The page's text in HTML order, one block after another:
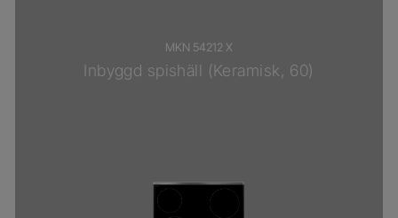
MKN 54212 X
Inbyggd spishäll (Keramisk, 60)